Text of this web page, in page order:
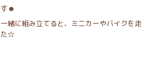
す☻
緒に組み立てると、ミニカーやバイクを走
た☆